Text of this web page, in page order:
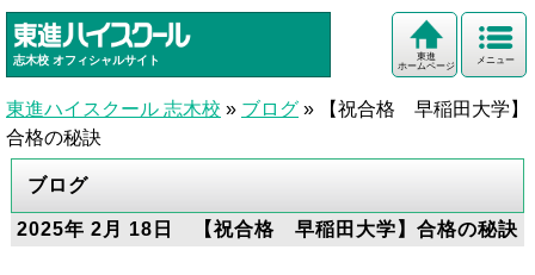
志木校 オフィシャルサイト メニュー
東進
ホームページ
東進ハイスクール 志木校 » ブログ »
【祝合格 早稲田大学】
合格の秘訣
ブログ
2025年 2月 18日 【祝合格 早稲田大学】合格の秘訣